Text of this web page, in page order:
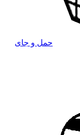
حمل و جای